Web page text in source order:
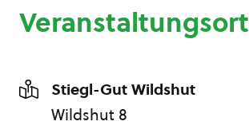
Veranstaltungsort
Stiegl-Gut Wildshut
Wildshut 8